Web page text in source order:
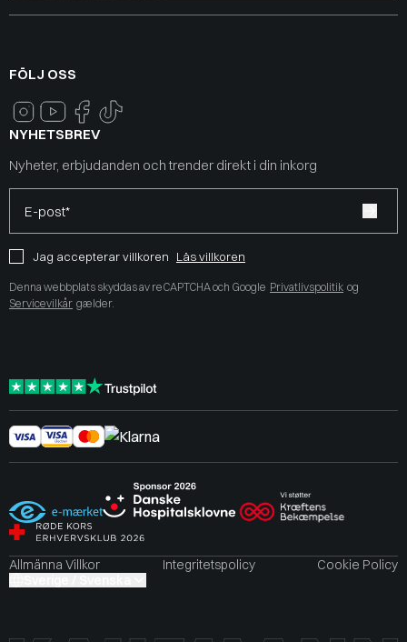
FÖLJ OSS
NYHETSBREV
Nyheter, erbjudanden och trender direkt i din inkorg
E-post*
Jag accepterar villkoren Läs villkoren
Denna webbplats skyddas av reCAPTCHA och Google Privatlivspolitik og
Servicevilkår gælder.
Allmänna Villkor Integritetspolicy
Cookie Policy